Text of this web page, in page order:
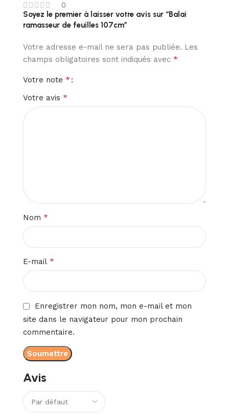
0
Avis
Soyez le premier à laisser votre avis sur “Balai
ramasseur de feuilles 107cm”
Votre adresse e-mail ne sera pas publiée. Les
champs obligatoires sont indiqués avec *
Votre note *
Votre avis *
Nom *
E-mail *
Enregistrer mon nom, mon e-mail et mon
site dans le navigateur pour mon prochain
commentaire.